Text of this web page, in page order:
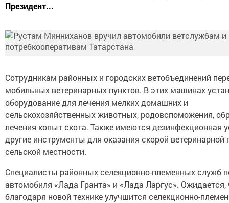
Президент...
Сотрудникам районных и городских ветобъединений
мобильных ветеринарных пунктов. В этих машинах
оборудование для лечения мелких домашних и
сельскохозяйственных животных, родовспоможения,
лечения копыт скота. Также имеются дезинфекционная
другие инструменты для оказания скорой
сельской местности.
Специалисты районных селекционно-племенных служб
автомобиля «Лада Гранта» и «Лада Ларгус». Ожидается,
благодаря новой технике улучшится селекционно-